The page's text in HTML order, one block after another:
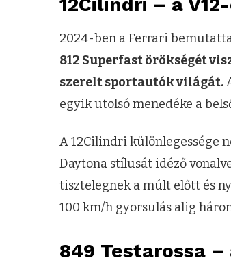
2024-ben a Ferrari
812 Superfast örökségét
szerelt sportautók világát.
egyik utolsó menedéke a
A 12Cilindri különlegessége
Daytona stílusát idéző
tisztelegnek a múlt előtt és
100 km/h gyorsulás alig
849 Testarossa